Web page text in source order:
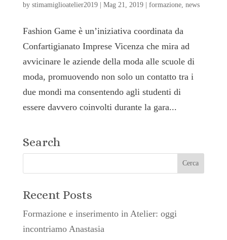
by stimamiglioatelier2019| Mag 21, 2019| formazione, news
Fashion Game è un’iniziativa coordinata da
Confartigianato Imprese Vicenza che mira ad
avvicinare le aziende della moda alle scuole di
moda, promuovendo non solo un contatto tra i
due mondi ma consentendo agli studenti di
essere davvero coinvolti durante la gara...
Search
Recent Posts
Formazione e inserimento in Atelier: oggi
incontriamo Anastasia